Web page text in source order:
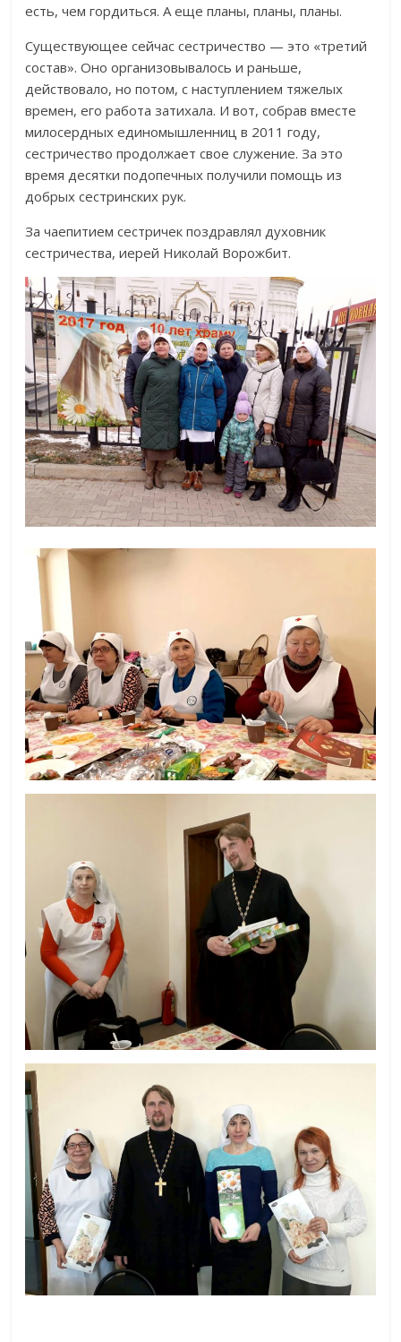
есть, чем гордиться. А еще планы, планы, планы.
Существующее сейчас сестричество — это «третий
состав». Оно организовывалось и раньше,
действовало, но потом, с наступлением тяжелых
времен, его работа затихала. И вот, собрав вместе
милосердных единомышленниц в 2011 году,
сестричество продолжает свое служение. За это
время десятки подопечных получили помощь из
добрых сестринских рук.
За чаепитием сестричек поздравлял духовник
сестричества, иерей Николай Ворожбит.